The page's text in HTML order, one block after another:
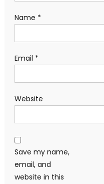
Name *
Email *
Website
Save my name,
email, and
website in this